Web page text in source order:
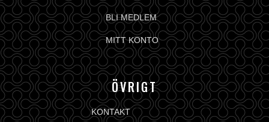
BLI MEDLEM
MITT KONTO
ÖVRIGT
KONTAKT